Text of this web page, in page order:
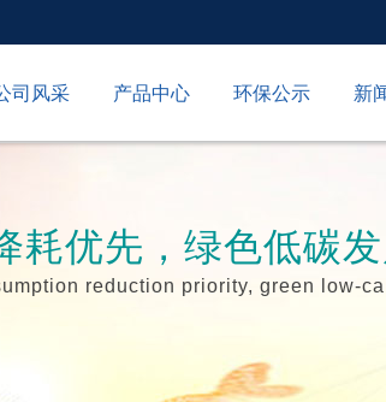
司风采 产品中心 环保公示 新
耗优先，绿色低碳
reduction priority, green low-